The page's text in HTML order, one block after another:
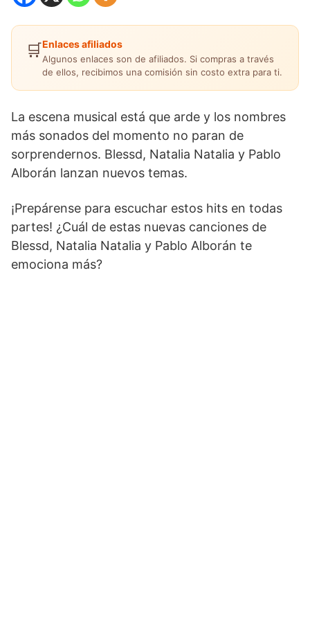
🛒Enlaces afiliados
Algunos enlaces son de afiliados. Si compras a través
de ellos, recibimos una comisión sin costo extra para ti.
La escena musical está que arde y los nombres
más sonados del momento no paran de
sorprendernos. Blessd, Natalia Natalia y Pablo
Alborán lanzan nuevos temas.
¡Prepárense para escuchar estos hits en todas
partes! ¿Cuál de estas nuevas canciones de
Blessd, Natalia Natalia y Pablo Alborán te
emociona más?